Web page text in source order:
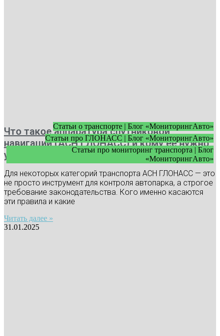
Статьи о транспорте | Блог «МониторингАвто»
Статьи про ГЛОНАСС | Блог «МониторингАвто»
Статьи про мониторинг транспорта | Блог
«МониторингАвто»
Что такое аппаратура спутниковой
навигации (АСН ГЛОНАСС) и кому ее нужно
устанавливать
Для некоторых категорий транспорта АСН ГЛОНАСС — это
не просто инструмент для контроля автопарка, а строгое
требование законодательства. Кого именно касаются
эти правила и какие
Читать далее »
31.01.2025